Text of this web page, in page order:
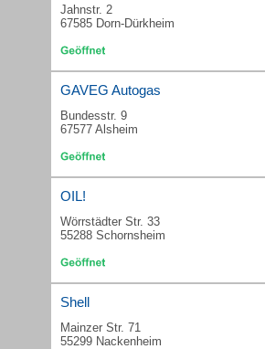
Jahnstr. 2
67585 Dorn-Dürkheim
GAVEG Autogas
Bundesstr. 9
67577 Alsheim
OIL!
Wörrstädter Str. 33
55288 Schornsheim
Shell
Mainzer Str. 71
55299 Nackenheim